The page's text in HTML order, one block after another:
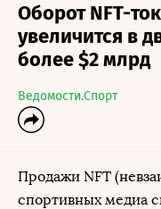
Оборот NFT-
увеличится в
более $2 млрд
Ведомости.Спорт
Продажи NFT
спортивных медиа